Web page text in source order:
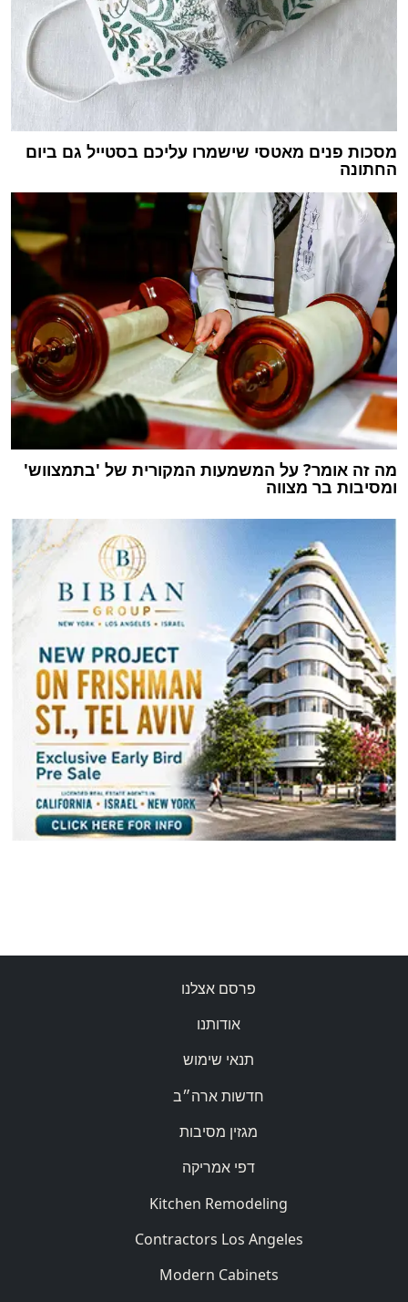
מסכות פנים מאטסי שישמרו עליכם בסטייל גם ביום
החתונה
מה זה אומר? על המשמעות המקורית של 'בתמצווש'
ומסיבות בר מצווה
פרסם אצלנו
אודותנו
תנאי שימוש
חדשות ארה״ב
מגזין מסיבות
דפי אמריקה
Kitchen Remodeling
Contractors Los Angeles
Modern Cabinets